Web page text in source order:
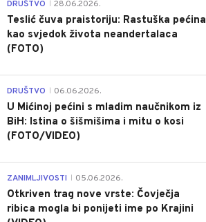
DRUŠTVO 28.06.2026.
Teslić čuva praistoriju: Rastuška pećina
kao svjedok života neandertalaca
(FOTO)
DRUŠTVO 06.06.2026.
U Mićinoj pećini s mladim naučnikom iz
BiH: Istina o šišmišima i mitu o kosi
(FOTO/VIDEO)
ZANIMLJIVOSTI 05.06.2026.
Otkriven trag nove vrste: Čovječja
ribica mogla bi ponijeti ime po Krajini